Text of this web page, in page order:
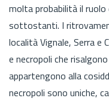
molta probabilità il ruolo
sottostanti. I
località Vignale, Serra e
e necropoli che
appartengono alla
necropoli sono uniche,